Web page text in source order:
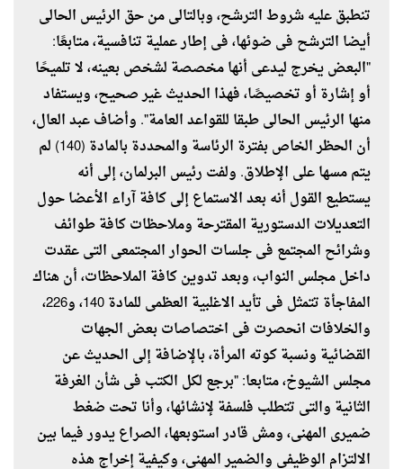
تنطبق عليه شروط الترشح، وبالتالى من حق الرئيس الحالى
أيضا الترشح فى ضوئها، فى إطار عملية تنافسية، متابعًا:
"البعض يخرج ليدعى أنها مخصصة لشخص بعينه، لا تلميحًا
أو إشارة أو تخصيصًا، فهذا الحديث غير صحيح، ويستفاد
منها الرئيس الحالى طبقا للقواعد العامة". وأضاف عبد العال،
أن الحظر الخاص بفترة الرئاسة والمحددة بالمادة (140) لم
يتم مسها على الإطلاق. ولفت رئيس البرلمان، إلى أنه
يستطيع القول أنه بعد الاستماع إلى كافة آراء الأعضا حول
التعديلات الدستورية المقترحة وملاحظات كافة طوائف
وشرائح المجتمع فى جلسات الحوار المجتمعى التى عقدت
داخل مجلس النواب، وبعد تدوين كافة الملاحظات، أن هناك
المفاجأة تتمثل فى تأيد الاغلبية العظمى للمادة 140، و226،
والخلافات انحصرت فى اختصاصات بعض الجهات
القضائية ونسبة كوته المرأة، بالإضافة إلى الحديث عن
مجلس الشيوخ، متابعا: "برجع لكل الكتب فى شأن الغرفة
الثانية والتى تتطلب فلسفة لإنشائها، وأنا تحت ضغط
ضميرى المهنى، ومش قادر استوبعها، الصراع يدور فيما بين
الالتزام الوظيفى والضمير المهنى، وكيفية إخراج هذه